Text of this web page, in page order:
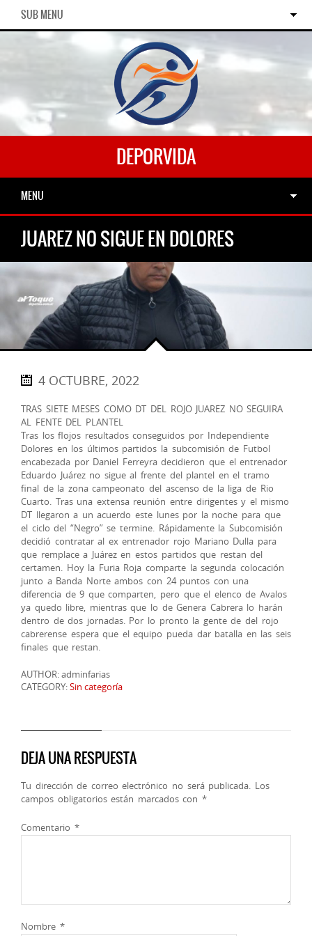
SUB MENU
DEPORVIDA
MENU
JUAREZ NO SIGUE EN DOLORES
4 OCTUBRE, 2022
TRAS SIETE MESES COMO DT DEL ROJO JUAREZ NO SEGUIRA
AL FENTE DEL PLANTEL
Tras los flojos resultados conseguidos por Independiente
Dolores en los últimos partidos la subcomisión de Futbol
encabezada por Daniel Ferreyra decidieron que el entrenador
Eduardo Juárez no sigue al frente del plantel en el tramo
final de la zona campeonato del ascenso de la liga de Rio
Cuarto. Tras una extensa reunión entre dirigentes y el mismo
DT llegaron a un acuerdo este lunes por la noche para que
el ciclo del “Negro” se termine. Rápidamente la Subcomisión
decidió contratar al ex entrenador rojo Mariano Dulla para
que remplace a Juárez en estos partidos que restan del
certamen. Hoy la Furia Roja comparte la segunda colocación
junto a Banda Norte ambos con 24 puntos con una
diferencia de 9 que comparten, pero que el elenco de Avalos
ya quedo libre, mientras que lo de Genera Cabrera lo harán
dentro de dos jornadas. Por lo pronto la gente de del rojo
cabrerense espera que el equipo pueda dar batalla en las seis
finales que restan.
AUTHOR: adminfarias
CATEGORY:Sin categoría
DEJA UNA RESPUESTA
Tu dirección de correo electrónico no será publicada. Los
campos obligatorios están marcados con *
Comentario *
Nombre *